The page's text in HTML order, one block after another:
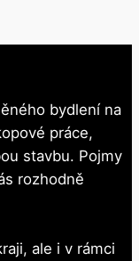
bydlení na
práce,
stavbu. Pojmy
rozhodně
ale i v rámci